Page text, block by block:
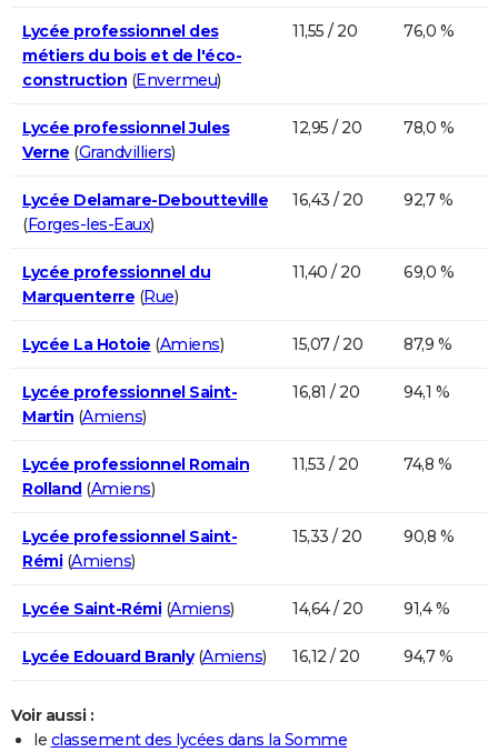
Lycée professionnel des
métiers du bois et de l'éco-
construction (Envermeu)
11,55 / 20 76,0 %
Lycée professionnel Jules
Verne (Grandvilliers)
12,95 / 20 78,0 %
Lycée Delamare-Deboutteville
(Forges-les-Eaux)
16,43 / 20 92,7 %
Lycée professionnel du
Marquenterre (Rue)
11,40 / 20 69,0 %
Lycée La Hotoie (Amiens) 15,07 / 20 87,9 %
Lycée professionnel Saint-
Martin (Amiens)
16,81 / 20 94,1 %
Lycée professionnel Romain
Rolland(Amiens)
11,53 / 20 74,8 %
Lycée professionnel Saint-
Rémi(Amiens)
15,33 / 20 90,8 %
Lycée Saint-Rémi(Amiens) 14,64 / 20 91,4 %
Lycée Edouard Branly(Amiens) 16,12 / 20 94,7 %
Voir aussi :
le classement des lycées dans la Somme